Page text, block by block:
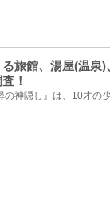
旅館、湯屋(温泉
！